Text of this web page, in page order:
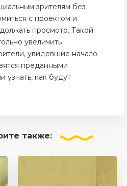
зрителям без
с проектом и
просмотр. Такой
увеличить
увидевшие начало
преданными
как будут
также: